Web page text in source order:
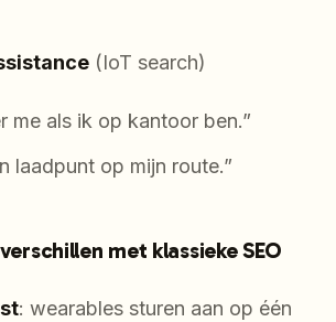
(IoT search)
me als ik op kantoor ben.”
laadpunt op mijn route.”
met klassieke SEO
: wearables sturen aan op één